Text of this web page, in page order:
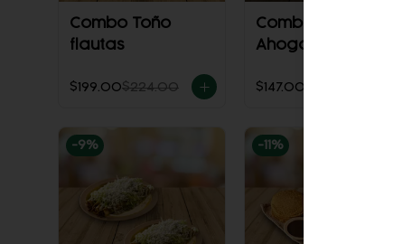
Combo Toño
flautas
$199.00$224.00
Combo Flautas
Ahogadas +
$147.00
-9% -11 %